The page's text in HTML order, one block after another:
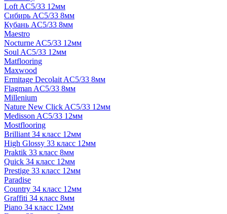
Loft AC5/33 12мм
Сибирь AC5/33 8мм
Кубань AC5/33 8мм
Maestro
Nocturne AC5/33 12мм
Soul AC5/33 12мм
Matflooring
Maxwood
Ermitage Decolait AC5/33 8мм
Flagman AC5/33 8мм
Millenium
Nature New Click AC5/33 12мм
Medisson AC5/33 12мм
Mostflooring
Brilliant 34 класс 12мм
High Glossy 33 класс 12мм
Praktik 33 класс 8мм
Quick 34 класс 12мм
Prestige 33 класс 12мм
Paradise
Country 34 класс 12мм
Graffiti 34 класс 8мм
Piano 34 класс 12мм